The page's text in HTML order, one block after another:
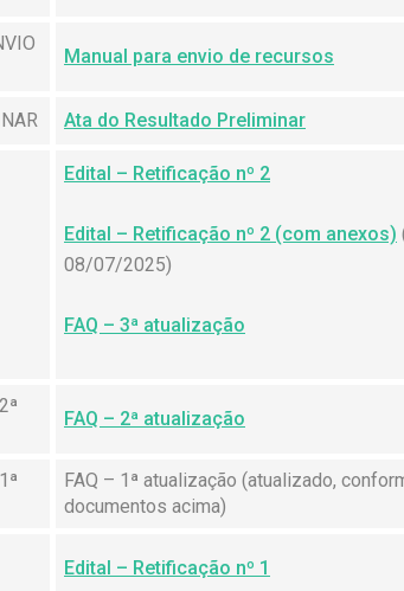
Manual para envio de recursos
Ata do Resultado Preliminar
Edital – Retificação nº 2
Edital – Retificação nº 2 (com anexos)
08/07/2025)
FAQ – 3ª atualização
FAQ – 2ª atualização
FAQ – 1ª atualização (atualizado,
documentos acima)
Edital – Retificação nº 1